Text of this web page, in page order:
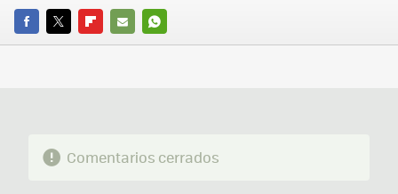
FACEBOOK
TWITTERFLIPBOARD
E-
WHATSAPP
Comentarios cerrados